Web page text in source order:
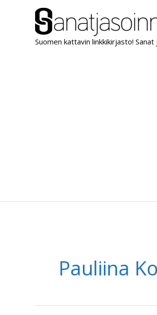
Suomen kattavin linkkikirjasto!
Pauliina